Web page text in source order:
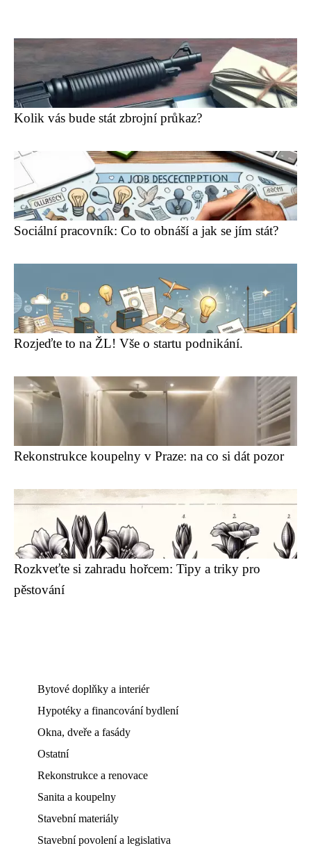
Kolik vás bude stát zbrojní průkaz?
Sociální pracovník: Co to obnáší a jak se jím stát?
Rozjeďte to na ŽL! Vše o startu podnikání.
Rekonstrukce koupelny v Praze: na co si dát pozor
Rozkveťte si zahradu hořcem: Tipy a triky pro
pěstování
Bytové doplňky a interiér
Hypotéky a financování bydlení
Okna, dveře a fasády
Ostatní
Rekonstrukce a renovace
Sanita a koupelny
Stavební materiály
Stavební povolení a legislativa